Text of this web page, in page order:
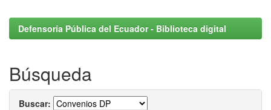
Defensoría Pública del Ecuador - Biblioteca digital
Búsqueda
Buscar: